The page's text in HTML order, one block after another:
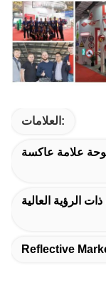
العلامات:
علامة عاكسة
الرؤية العالية
Reflective